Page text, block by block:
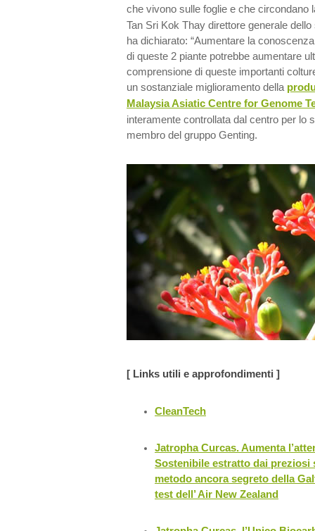
che vivono sulle foglie e che circondano
Tan Sri Kok Thay direttore generale
ha dichiarato: “Aumentare la
di queste 2 piante potrebbe aumentare
comprensione di queste importanti
un sostanziale miglioramento della
Malaysia Asiatic Centre for Genome
interamente controllata dal centro per lo
membro del gruppo Genting.
[ Links utili e approfondimenti ]
CleanTech
Jatropha Curcas. Aumenta
Sostenibile estratto dai preziosi
metodo ancora segreto della
test dell’ Air New Zealand